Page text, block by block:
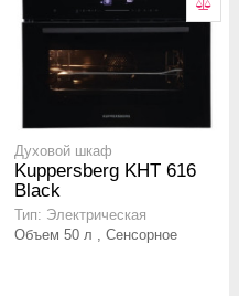
Духовой шкаф
Kuppersberg KHT 616
Black
Тип: Электрическая
Объем 50 л , Сенсорное